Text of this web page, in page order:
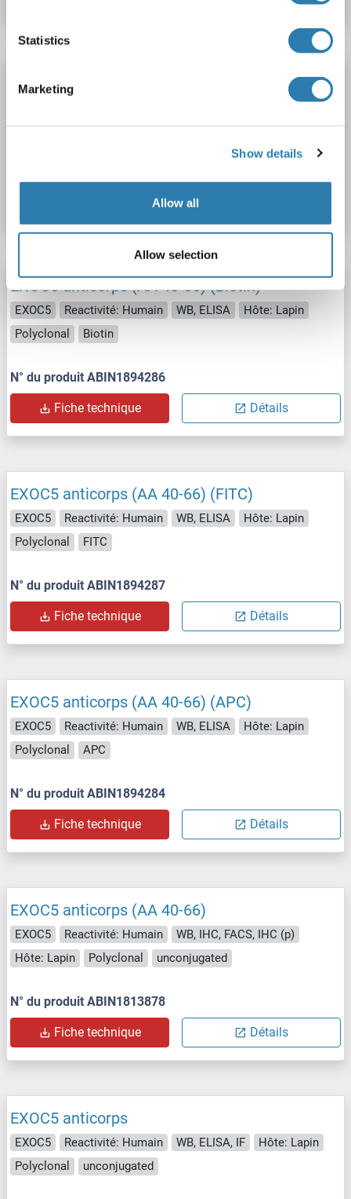
Statistics
Marketing
Show details
Allow all
Allow selection
Hôte: Lapin
Polyclonal
HRP
EXOC5 anticorps (AA 40-66) (Biotin)
EXOC5 Reactivité: Humain WB, ELISA
Hôte: Lapin
Polyclonal
Biotin
N° du produit ABIN1894286
Fiche technique Détails
EXOC5 anticorps (AA 40-66) (FITC)
EXOC5 Reactivité: Humain WB, ELISA
Hôte: Lapin
Polyclonal
FITC
N° du produit ABIN1894287
Fiche technique Détails
EXOC5 anticorps (AA 40-66) (APC)
EXOC5 Reactivité: Humain WB, ELISA
Hôte: Lapin
Polyclonal
APC
N° du produit ABIN1894284
Fiche technique Détails
EXOC5 anticorps (AA 40-66)
EXOC5 Reactivité: Humain
WB, IHC, FACS, IHC (p)
Hôte: Lapin
Polyclonal unconjugated
N° du produit ABIN1813878
Fiche technique Détails
EXOC5 anticorps
EXOC5 Reactivité: Humain WB, ELISA, IF
Hôte: Lapin
Polyclonal
unconjugated